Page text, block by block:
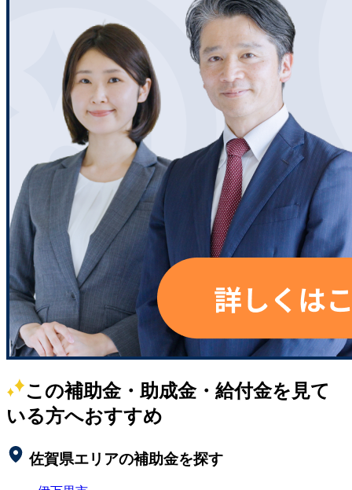
この補助金・助成金・給付金を見て
いる方へおすすめ
佐賀県エリアの補助金を探す